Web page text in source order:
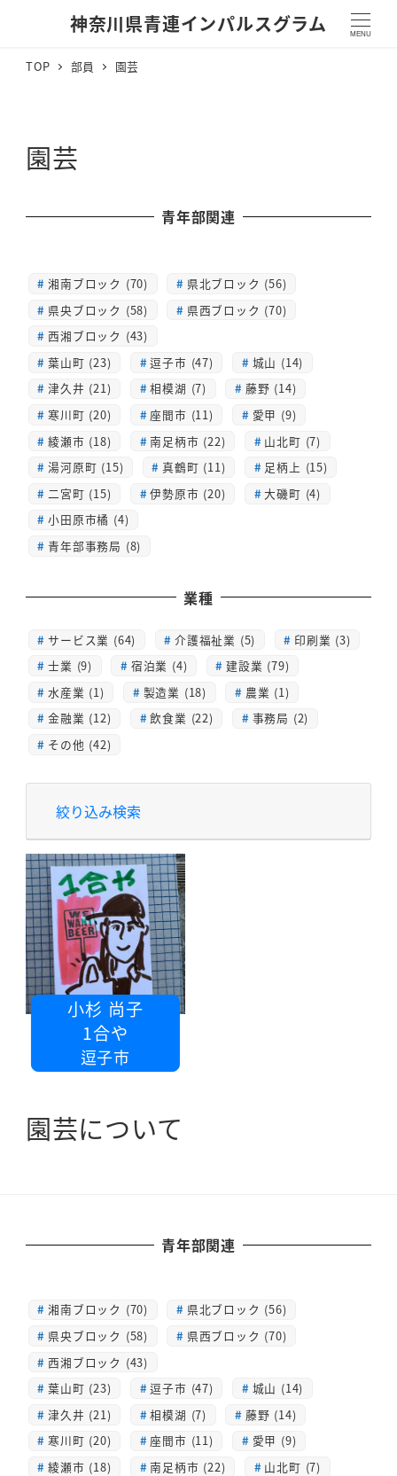
神奈川県青連インパルスグラム MENU
TOP 部員 園芸
園芸
青年部関連
湘南ブロック (70)
県北ブロック (56)
県央ブロック (58)
県西ブロック (70)
西湘ブロック (43)
葉山町 (23)
逗子市 (47)
城山 (14)
津久井 (21)
相模湖 (7)
藤野 (14)
寒川町 (20)
座間市 (11)
愛甲 (9)
綾瀬市 (18)
南足柄市 (22)
山北町 (7)
湯河原町 (15)
真鶴町 (11)
足柄上 (15)
二宮町 (15)
伊勢原市 (20)
大磯町 (4)
小田原市橘 (4)
青年部事務局 (8)
業種
サービス業 (64) 介護福祉業 (5)
印刷業 (3)
士業 (9)
宿泊業 (4)
建設業 (79)
水産業 (1)
製造業 (18)
農業 (1)
金融業 (12)
飲食業 (22)
事務局 (2)
その他 (42)
絞り込み検索
小杉 尚子
1合や
逗子市
園芸について
青年部関連
湘南ブロック (70)
県北ブロック (56)
県央ブロック (58)
県西ブロック (70)
西湘ブロック (43)
葉山町 (23)
逗子市 (47)
城山 (14)
津久井 (21)
相模湖 (7)
藤野 (14)
寒川町 (20)
座間市 (11)
愛甲 (9)
綾瀬市 (18)
南足柄市 (22)
山北町 (7)